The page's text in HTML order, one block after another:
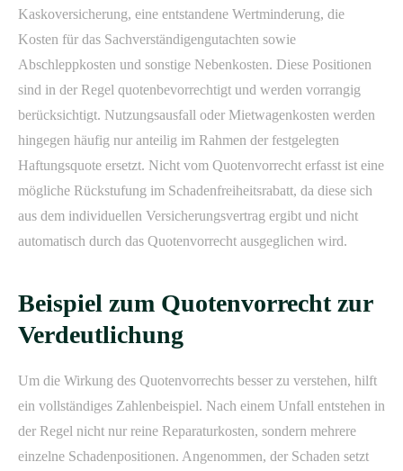
Kaskoversicherung, eine entstandene Wertminderung, die
Kosten für das Sachverständigengutachten sowie
Abschleppkosten und sonstige Nebenkosten. Diese Positionen
sind in der Regel quotenbevorrechtigt und werden vorrangig
berücksichtigt. Nutzungsausfall oder Mietwagenkosten werden
hingegen häufig nur anteilig im Rahmen der festgelegten
Haftungsquote ersetzt. Nicht vom Quotenvorrecht erfasst ist eine
mögliche Rückstufung im Schadenfreiheitsrabatt, da diese sich
aus dem individuellen Versicherungsvertrag ergibt und nicht
automatisch durch das Quotenvorrecht ausgeglichen wird.
Beispiel zum Quotenvorrecht zur
Verdeutlichung
Um die Wirkung des Quotenvorrechts besser zu verstehen, hilft
ein vollständiges Zahlenbeispiel. Nach einem Unfall entstehen in
der Regel nicht nur reine Reparaturkosten, sondern mehrere
einzelne Schadenpositionen. Angenommen, der Schaden setzt